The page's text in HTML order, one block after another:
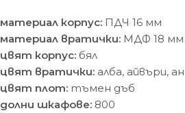
материал корпус: ПДЧ 16 мм
материал вратички: МДФ 18 мм
цвят корпус: бял
цвят вратички: алба, айвъри,
цвят плот: тъмен дъб
долни шкафове: 800